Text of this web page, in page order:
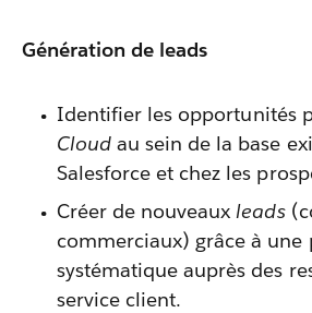
Génération de leads
Identifier les opportunités
Cloud au sein de la base
Salesforce et chez les
Créer de nouveauxleads
commerciaux) grâce à une
systématique auprès des
service client.